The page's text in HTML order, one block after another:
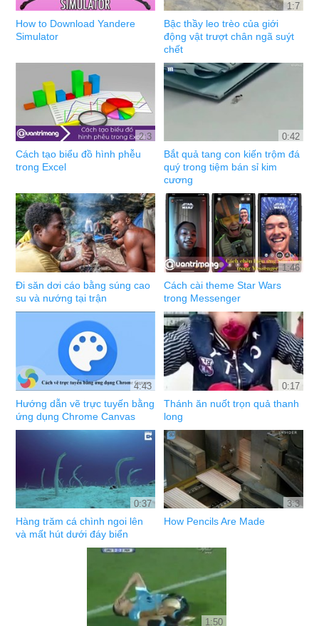
How to Download Yandere
Simulator
1:7
Bậc thầy leo trèo của giới
động vật trượt chân ngã suýt
chết
2:3
Cách tạo biểu đồ hình phễu
trong Excel
0:42
Bắt quả tang con kiến trộm đá
quý trong tiệm bán sỉ kim
cương
Đi săn dơi cáo bằng súng cao
su và nướng tại trận
1:46
Cách cài theme Star Wars
trong Messenger
4:43
Hướng dẫn vẽ trực tuyến bằng
ứng dụng Chrome Canvas
0:17
Thánh ăn nuốt trọn quả thanh
long
0:37
Hàng trăm cá chình ngoi lên
và mất hút dưới đáy biển
3:3
How Pencils Are Made
1:50